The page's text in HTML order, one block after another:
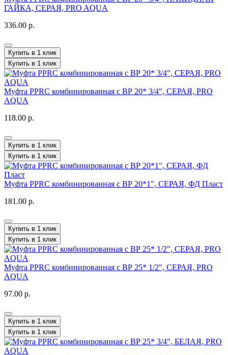
ГАЙКА, СЕРАЯ, PRO AQUA
336.00 р.
Купить в 1 клик
Купить в 1 клик
Муфта PPRC комбинированная с ВР 20* 3/4", СЕРАЯ, PRO
AQUA
118.00 р.
Купить в 1 клик
Купить в 1 клик
Муфта PPRC комбинированная с ВР 20*1", СЕРАЯ, ФД Пласт
181.00 р.
Купить в 1 клик
Купить в 1 клик
Муфта PPRC комбинированная с ВР 25* 1/2", СЕРАЯ, PRO
AQUA
97.00 р.
Купить в 1 клик
Купить в 1 клик